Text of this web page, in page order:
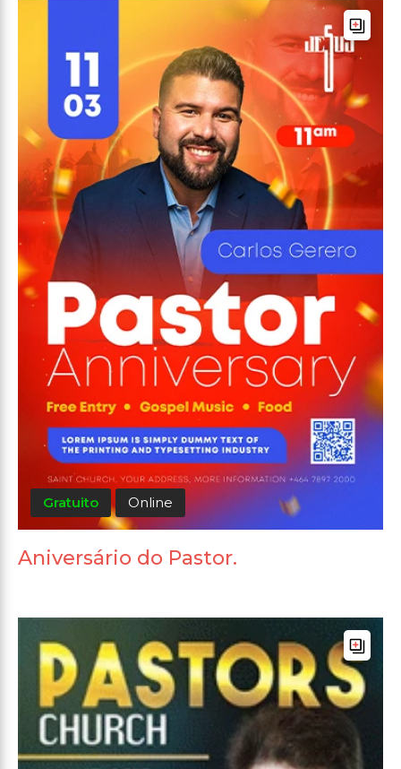
Gratuito Online
Aniversário do Pastor.